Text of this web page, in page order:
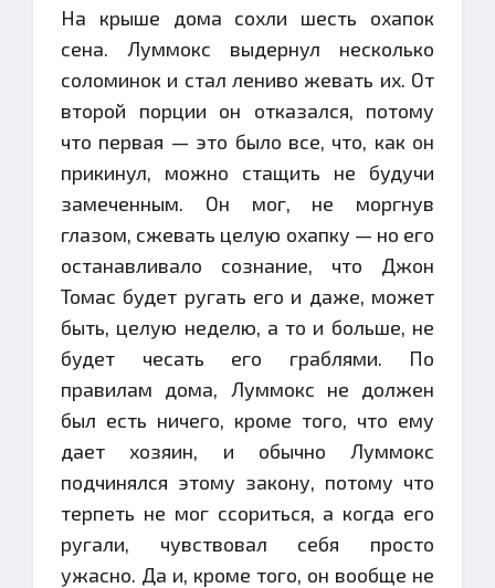
На крыше дома сохли шесть охапок
сена. Луммокс выдернул несколько
соломинок и стал лениво жевать их. От
второй порции он отказался, потому
что первая — это было все, что, как он
прикинул, можно стащить не будучи
замеченным. Он мог, не моргнув
глазом, сжевать целую охапку — но его
останавливало сознание, что Джон
Томас будет ругать его и даже, может
быть, целую неделю, а то и больше, не
будет чесать его граблями. По
правилам дома, Луммокс не должен
был есть ничего, кроме того, что ему
дает хозяин, и обычно Луммокс
подчинялся этому закону, потому что
терпеть не мог ссориться, а когда его
ругали, чувствовал себя просто
ужасно. Да и, кроме того, он вообще не